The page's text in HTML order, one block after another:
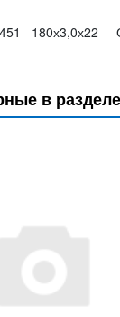
180х3,0х22
в разделе